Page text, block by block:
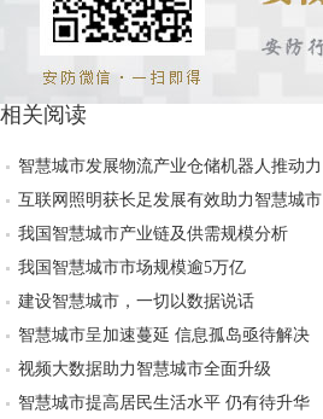
相关阅读
智慧城市发展物流产业仓储机器人推动力
互联网照明获长足发展有效助力智慧城市
我国智慧城市产业链及供需规模分析
我国智慧城市市场规模逾5万亿
建设智慧城市，一切以数据说话
智慧城市呈加速蔓延 信息孤岛亟待解决
视频大数据助力智慧城市全面升级
智慧城市提高居民生活水平 仍有待升华